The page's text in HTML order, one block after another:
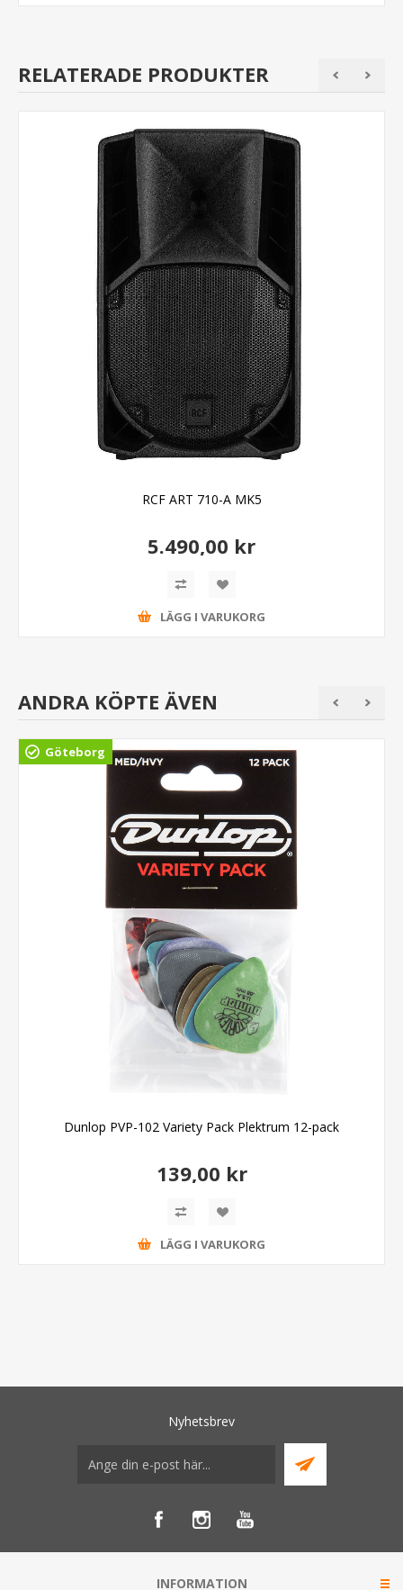
RELATERADE PRODUKTER
RCF ART 710-A MK5
5.490,00 kr
LÄGG I VARUKORG
ANDRA KÖPTE ÄVEN
Göteborg
Dunlop PVP-102 Variety Pack Plektrum 12-pack
139,00 kr
LÄGG I VARUKORG
Nyhetsbrev
INFORMATION